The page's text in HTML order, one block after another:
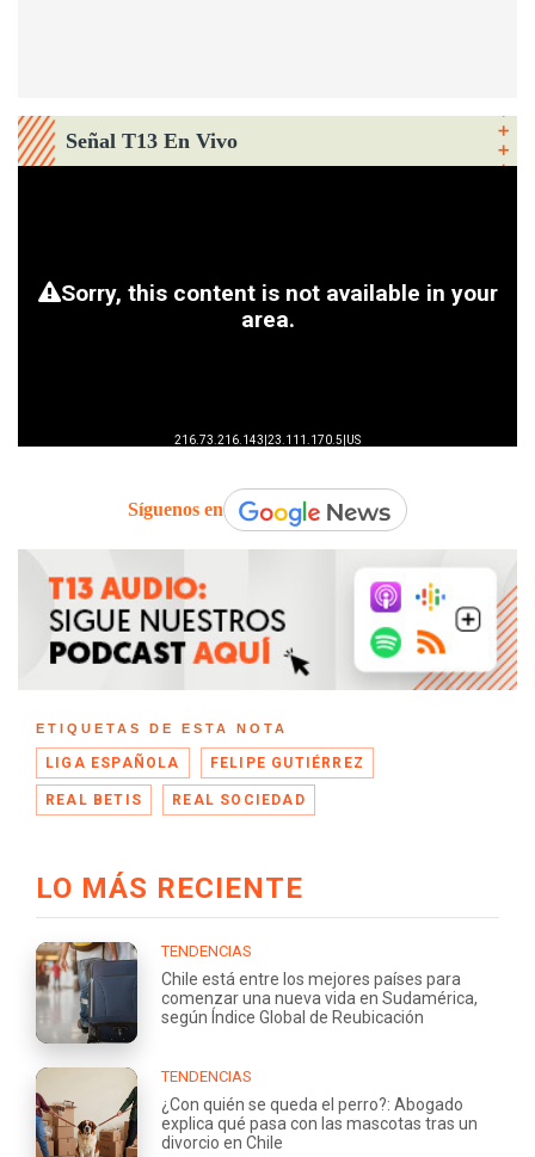
Señal T13 En Vivo
Síguenos en
ETIQUETAS DE ESTA NOTA
LIGA ESPAÑOLA FELIPE GUTIÉRREZ
REAL BETIS REAL SOCIEDAD
LO MÁS RECIENTE
TENDENCIAS
Chile está entre los mejores países para
comenzar una nueva vida en Sudamérica,
según Índice Global de Reubicación
TENDENCIAS
¿Con quién se queda el perro?: Abogado
explica qué pasa con las mascotas tras un
divorcio en Chile